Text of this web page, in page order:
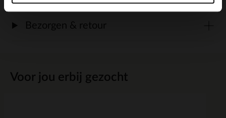
Voor jou erbij gezocht
Bezorgen & retour